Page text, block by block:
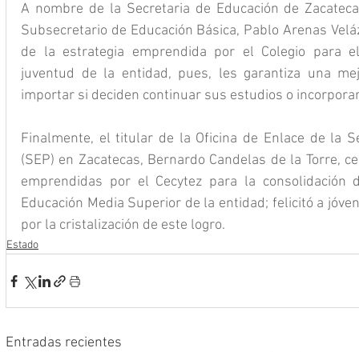
A nombre de la Secretaria de Educación de
Subsecretario de Educación Básica, Pablo Arenas
de la estrategia emprendida por el Colegio para
juventud de la entidad, pues, les garantiza una
importar si deciden continuar sus estudios o
Finalmente, el titular de la Oficina de Enlace de la
(SEP) en Zacatecas, Bernardo Candelas de la Torre,
emprendidas por el Cecytez para la
Educación Media Superior de la entidad; felicitó a
por la cristalización de este logro.
Estado
Entradas recientes